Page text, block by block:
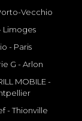
Vecchio
Limoges
- Paris
G - Arlon
MOBILE -
- Thionville